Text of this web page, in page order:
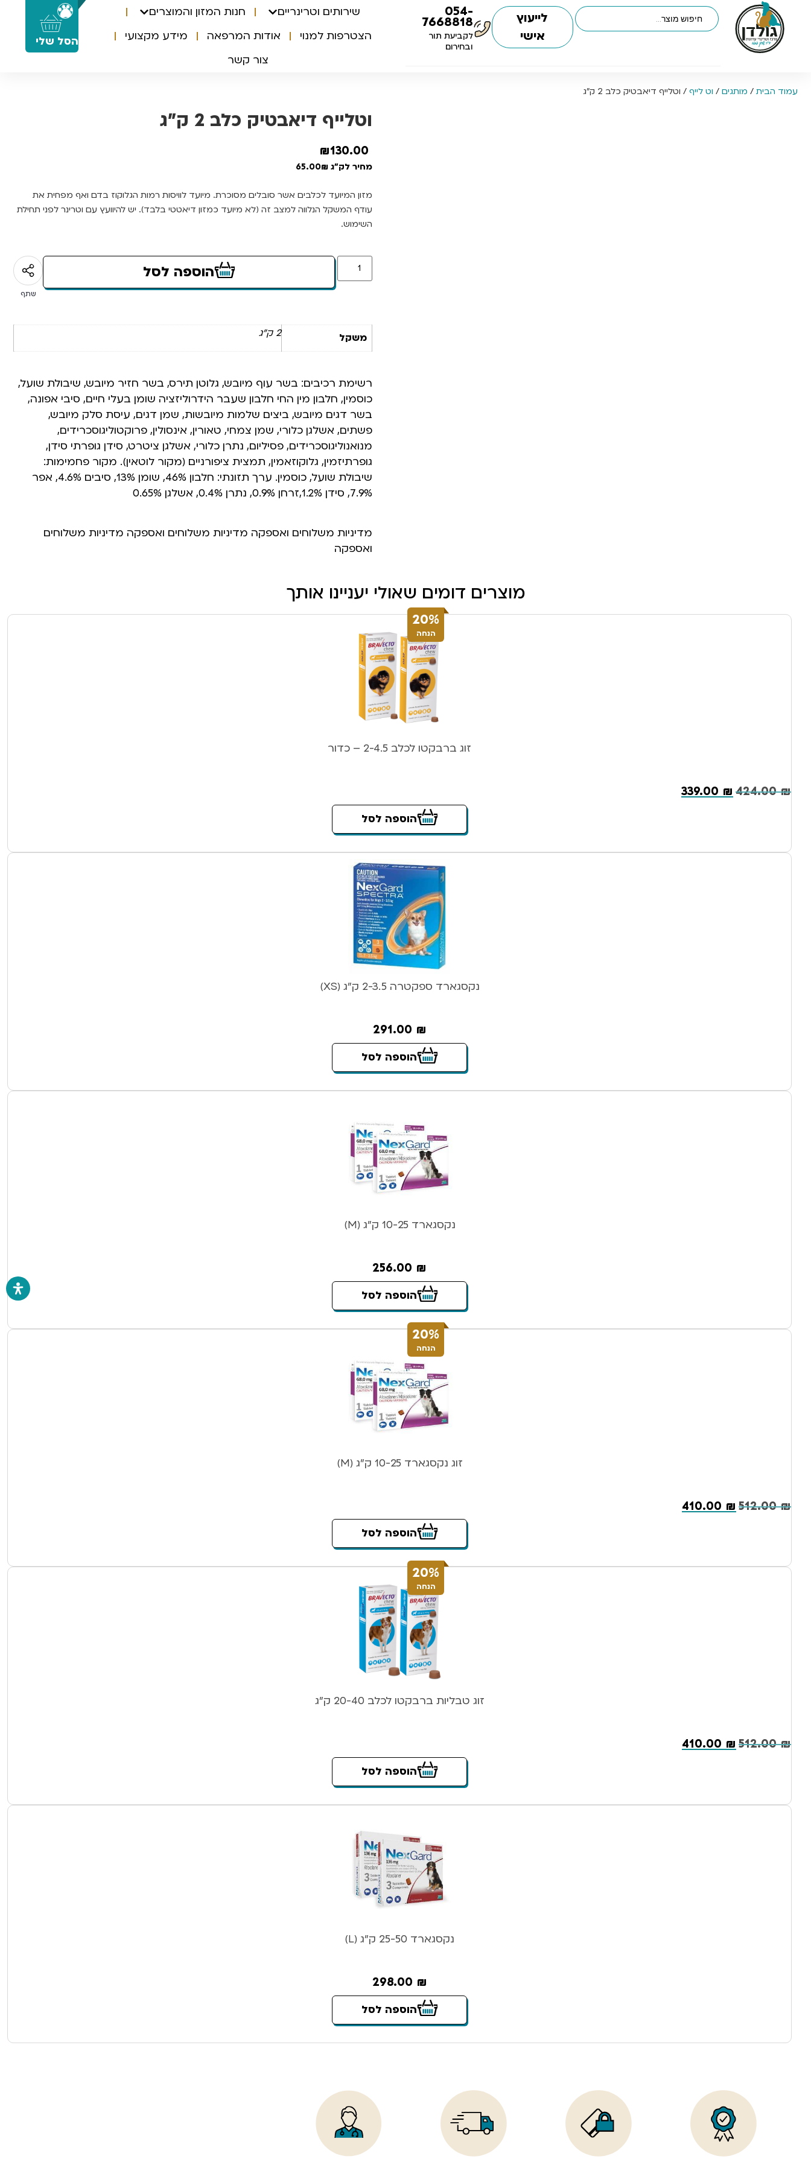
0
הסל שלי
054-
7668818
לקביעת תור
ובחירום
לייעוץ
אישי
שירותים וטרינריים
חנות המזון והמוצרים
הצטרפות למנוי
אודות המרפאה
מידע מקצועי
צור קשר
עמוד הבית / מותגים / וט לייף / וטלייף דיאבטיק כלב 2 ק”ג
וטלייף דיאבטיק כלב 2 ק”ג
130.00
₪
מחיר לק"ג 65.00₪
מזון המיועד לכלבים אשר סובלים מסוכרת. מיועד לוויסות רמות הגלוקוז בדם ואף מפחית את
עודף המשקל הנלווה למצב זה (לא מיועד כמזון דיאטטי בלבד). יש להיוועץ עם וטרינר לפני תחילת
השימוש.
הוספה לסל
שתף
משקל 2 ק"ג
רשימת רכיבים: בשר עוף מיובש, גלוטן תירס, בשר חזיר מיובש, שיבולת שועל,
כוסמין, חלבון מין החי חלבון שעבר הידרוליזציה שומן בעלי חיים, סיבי אפונה,
בשר דגים מיובש, ביצים שלמות מיובשות, שמן דגים, עיסת סלק מיובש,
פשתים, אשלגן כלורי, שמן צמחי, טאורין, אינסולין, פרוקטוליגוסכרידים,
מנואנוליגוסכרידים, פסיליום, נתרן כלורי, אשלגן ציטרט, סידן גופרתי סידן,
גופרתיזמין, גלוקוזאמין, תמצית ציפורניים (מקור לוטאין). מקור פחמימות:
שיבולת שועל, כוסמין. ערך תזונתי: חלבון 46%, שומן 13%, סיבים 4.6%, אפר
7.9%, סידן 1.2%,זרחן 0.9%, נתרן 0.4%, אשלגן 0.65%
מדיניות משלוחים ואספקה מדיניות משלוחים ואספקה מדיניות משלוחים
ואספקה
מוצרים דומים שאולי יעניינו אותך
20%
הנחה
זוג ברבקטו לכלב 2-4.5 – כדור
424.00₪
339.00 ₪
הוספה לסל
נקסגארד ספקטרה 2-3.5 ק”ג (XS)
291.00 ₪
הוספה לסל
נקסגארד 10-25 ק”ג (M)
256.00 ₪
הוספה לסל
20%
הנחה
זוג נקסגארד 10-25 ק”ג (M)
512.00₪
410.00 ₪
הוספה לסל
20%
הנחה
זוג טבליות ברבקטו לכלב 20-40 ק”ג
512.00₪
410.00 ₪
הוספה לסל
נקסגארד 25-50 ק”ג (L)
298.00 ₪
הוספה לסל